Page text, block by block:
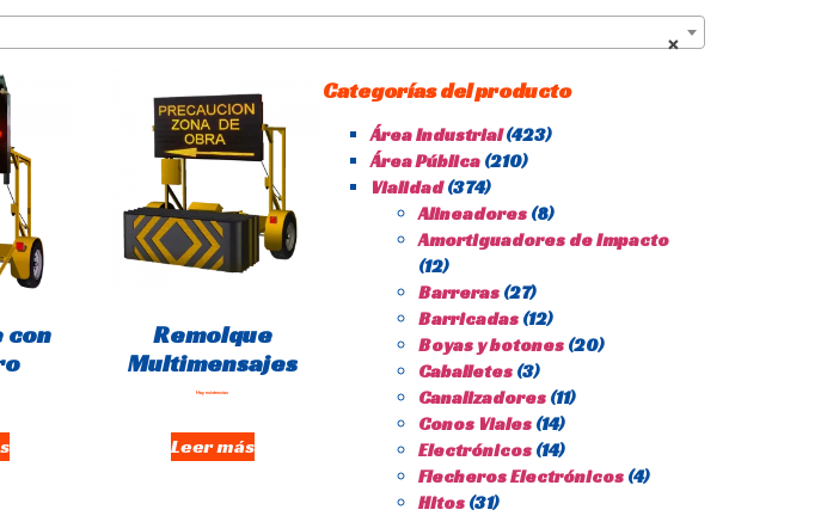
×
con
Remolque
Multimensajes
Hay existencias
Leer más
Categorías del producto
Área Industrial (423)
Área Pública (210)
Vialidad (374)
Alineadores (8)
Amortiguadores de Impacto
(12)
Barreras (27)
Barricadas (12)
Boyas y botones (20)
Caballetes (3)
Canalizadores (11)
Conos Viales (14)
Electrónicos (14)
Flecheros Electrónicos (4)
Hitos (31)